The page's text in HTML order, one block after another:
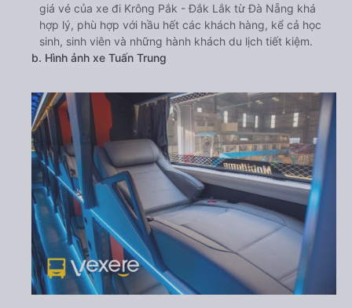
giá vé của xe đi Krông Pắk - Đắk Lắk từ Đà Nẵng khá
hợp lý, phù hợp với hầu hết các khách hàng, kể cả học
sinh, sinh viên và những hành khách du lịch tiết kiệm.
b. Hình ảnh xe Tuấn Trung